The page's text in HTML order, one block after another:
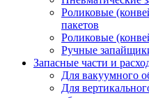
Роликовые
пакетов
Роликовые
Ручные
Запасные части и
Для вакуумного
Для